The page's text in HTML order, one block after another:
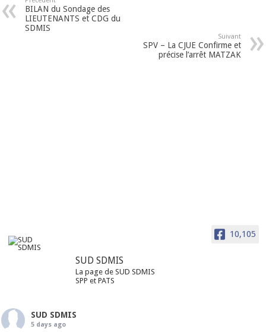
BILAN du Sondage des
LIEUTENANTS et CDG du
SDMIS
Suivant
SPV – La CJUE Confirme et
précise l’arrêt MATZAK
10,105
SUD SDMIS
La page de SUD SDMIS
SPP et PATS
SUD SDMIS
5 days ago